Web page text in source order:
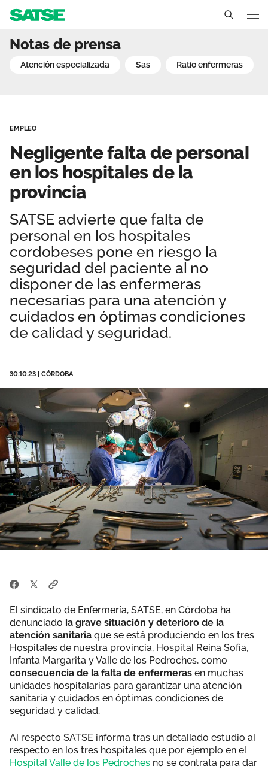
Delegados Sindicales
Estructura organizativa
Transparencia
Secciones sindicales
Servicios
Ventajas
Actualidad
Temas
Noticias
Sala de prensa
Empleo
Documentos
Publicaciones
Andalucía
Contáctanos
Área privada
Únete
Negligente falta de
Notas de prensa
atención especializada sas ratio enfermeras
EMPLEO
Negligente falta de personal
en los hospitales de la
provincia
SATSE advierte que falta de
personal en los hospitales
cordobeses pone en riesgo la
seguridad del paciente al no
disponer de las enfermeras
necesarias para una atención y
cuidados en óptimas condiciones
de calidad y seguridad.
30.10.23 CÓRDOBA
El sindicato de Enfermería, SATSE, en Córdoba ha
denunciado la grave situación y deterioro de la
atención sanitaria que se está produciendo en los tres
Hospitales de nuestra provincia, Hospital Reina Sofía,
Infanta Margarita y Valle de los Pedroches, como
consecuencia de la falta de enfermeras en muchas
unidades hospitalarias para garantizar una atención
sanitaria y cuidados en óptimas condiciones de
seguridad y calidad.
Al respecto SATSE informa tras un detallado estudio al
respecto en los tres hospitales que por ejemplo en el
Hospital Valle de los Pedroches no se contrata para dar